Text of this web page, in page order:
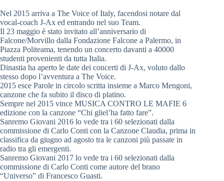
Nel 2015 arriva a The Voice of Italy, facendosi notare dal
vocal-coach J-Ax ed entrando nel suo Team.
Il 23 maggio è stato invitato all’anniversario di
Falcone/Morvillo dalla Fondazione Falcone a Palermo, in
Piazza Politeama, tenendo un concerto davanti a 40000
studenti provenienti da tutta Italia.
Dinastia ha aperto le date dei concerti di J-Ax, voluto dallo
stesso dopo l’avventura a The Voice.
2015 esce Parole in circolo scritta insieme a Marco Mengoni,
canzone che fa subito il disco di platino.
Sempre nel 2015 vince MUSICA CONTRO LE MAFIE 6
edizione con la canzone “Chi gliel’ha fatto fare”.
Sanremo Giovani 2016 lo vede tra i 60 selezionati dalla
commissione di Carlo Conti con la Canzone Claudia, prima in
classifica da giugno ad agosto tra le canzoni più passate in
radio tra gli emergenti.
Sanremo Giovani 2017 lo vede tra i 60 selezionati dalla
commissione di Carlo Conti come autore del brano
“Universo” di Francesco Guasti.